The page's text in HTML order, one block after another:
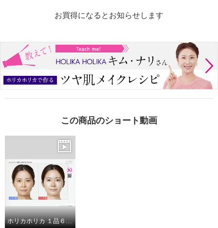
お買得になるとお知らせします
この商品のショート動画
ホリカホリカ １品６役オールインワン！ くすみをトーンアップして 透明感のあるツヤ美肌演出 ルーセントＣＣクリーム ２本セット